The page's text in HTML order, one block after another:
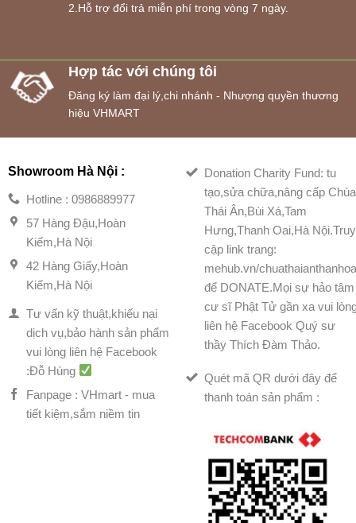
2.Hỗ trợ đổi trả miễn phí trong vòng 7 ngày.
Hợp tác với chúng tôi
Đăng ký làm đại lý,chi nhánh - Nhượng quyền thương
hiệu VHMART
Showroom Hà Nội :
Hotline : 0986889977
57 Hàng Đậu,Hoàn
Kiếm,Hà Nội
42 Hàng Giấy,Hoàn
Kiếm,Hà Nội
Tư vấn kỹ thuật,khiếu nại
dịch vụ,bảo hành sản phẩm
vui lòng liên hệ Facebook
:Đỗ Hùng
Fanpage : VHmart - mua
tiết kiệm,sắm niềm tin
Donation Charity Fund: tu
tạo,sửa chữa,nâng cấp Chùa
Thái Ân,Bùi Xá,Tam
Hưng,Thanh Oai,Hà Nội.Truy
cập link trang:
mehub.vn/
để DONATE.Mọi sự hảo tâm
cư sĩ Phật Tử gần xa vui
liên hệ Facebook Quý sư
thầy Thích Đàm Thảo.
Quét mã QR dưới đây để
thanh toán sản phẩm :